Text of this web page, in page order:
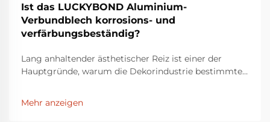
Ist das LUCKYBOND Aluminium-
Verbundblech korrosions- und
verfärbungsbeständig?
Lang anhaltender ästhetischer Reiz ist einer der
Hauptgründe, warum die Dekorindustrie bestimmte
aufgrund ihres ästhetischen Erscheinungsbilds und
ihrer Vielseitigkeit häufig eingesetzt. Unter diesen
Mehr anzeigen